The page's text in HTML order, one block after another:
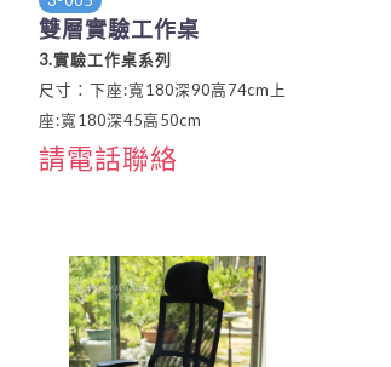
雙層實驗工作桌
3.實驗工作桌系列
尺寸：下座:寬180深90高74cm上
座:寬180深45高50cm
請電話聯絡